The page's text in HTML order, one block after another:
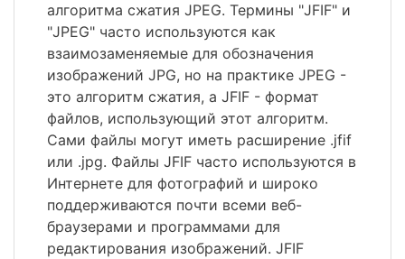
алгоритма сжатия JPEG. Термины "JFIF" и
"JPEG" часто используются как
взаимозаменяемые для обозначения
изображений JPG, но на практике JPEG -
это алгоритм сжатия, а JFIF - формат
файлов, использующий этот алгоритм.
Сами файлы могут иметь расширение .jfif
или .jpg. Файлы JFIF часто используются в
Интернете для фотографий и широко
поддерживаются почти всеми веб-
браузерами и программами для
редактирования изображений. JFIF